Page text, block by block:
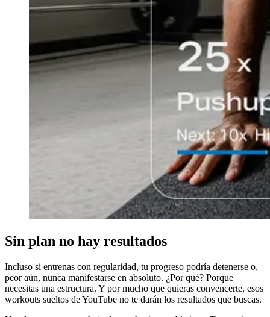
Sin plan no hay resultados
Incluso si entrenas con regularidad, tu progreso podría detenerse o,
peor aún, nunca manifestarse en absoluto. ¿Por qué? Porque
necesitas una estructura. Y por mucho que quieras convencerte, esos
workouts sueltos de YouTube no te darán los resultados que buscas.